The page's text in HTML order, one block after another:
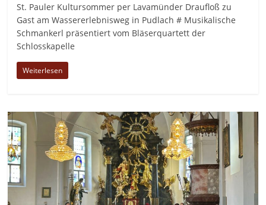
St. Pauler Kultursommer per Lavamünder Draufloß zu
Gast am Wassererlebnisweg in Pudlach # Musikalische
Schmankerl präsentiert vom Bläserquartett der
Schlosskapelle
Weiterlesen